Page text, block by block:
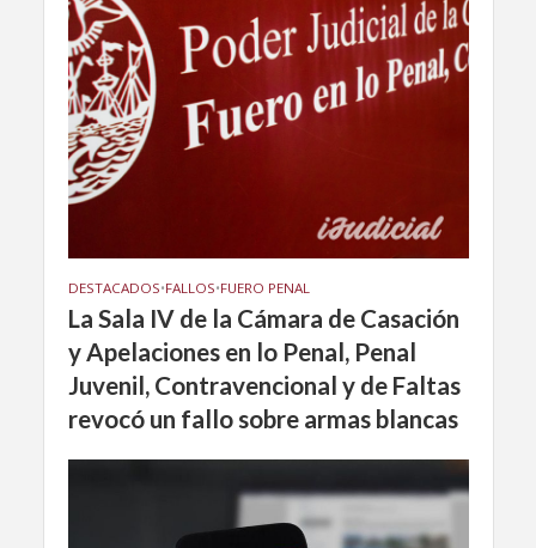
DESTACADOS•FALLOS•FUERO PENAL
La Sala IV de la Cámara de Casación
y Apelaciones en lo Penal, Penal
Juvenil, Contravencional y de Faltas
revocó un fallo sobre armas blancas